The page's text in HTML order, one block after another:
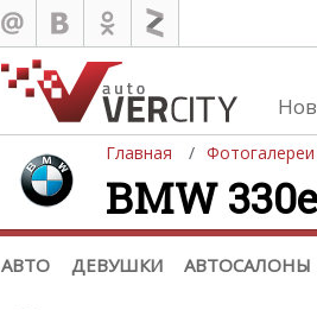
Главная Фотогалереи
BMW
АВТО ДЕВУШКИ АВТОСАЛОНЫ
Автомобили
Последние добавления
Список марок
(+1102)